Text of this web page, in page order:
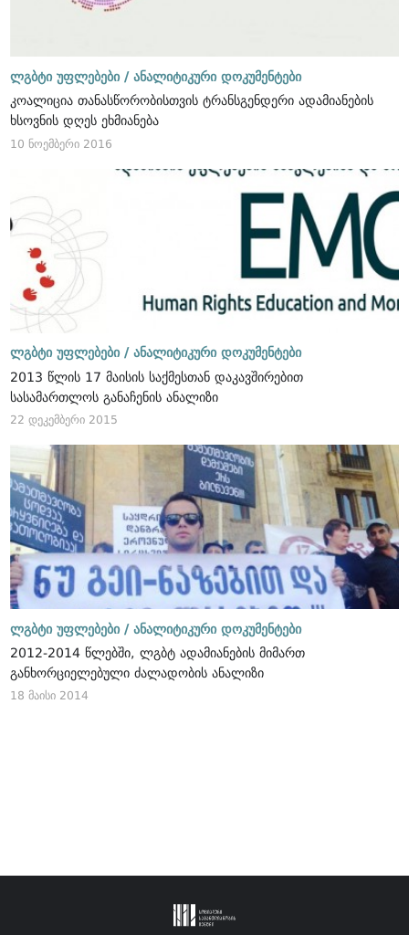
ლგბტი უფლებები / ანალიტიკური დოკუმენტები
კოალიცია თანასწორობისთვის ტრანსგენდერი ადამიანების
ხსოვნის დღეს ეხმიანება
10 ნოემბერი 2016
ლგბტი უფლებები / ანალიტიკური დოკუმენტები
2013 წლის 17 მაისის საქმესთან დაკავშირებით
სასამართლოს განაჩენის ანალიზი
22 დეკემბერი 2015
ლგბტი უფლებები / ანალიტიკური დოკუმენტები
2012-2014 წლებში, ლგბტ ადამიანების მიმართ
განხორციელებული ძალადობის ანალიზი
18 მაისი 2014